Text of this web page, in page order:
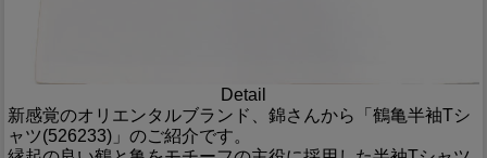
Detail
新感覚のオリエンタルブランド、錦さんから「鶴亀半袖Tシ
ャツ(526233)」のご紹介です。